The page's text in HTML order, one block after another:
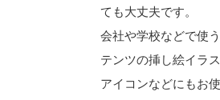
ても大丈夫です。
会社や学校などで使
テンツの挿し絵イラ
アイコンなどにもお